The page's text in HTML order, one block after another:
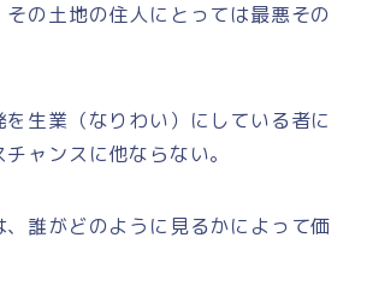
その土地の住人にとっては最悪その
を生業（なりわい）にしている者に
ャンスに他ならない。
誰がどのように見るかによって価